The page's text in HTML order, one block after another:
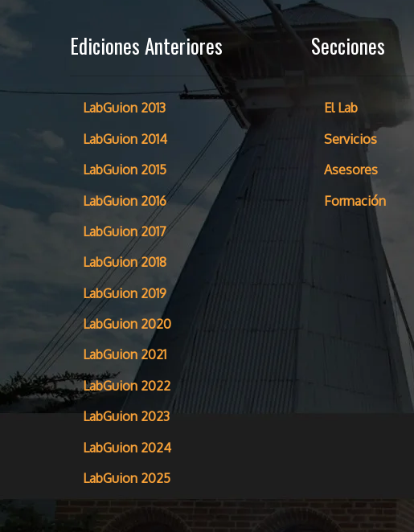
Ediciones Anteriores
LabGuion 2013
LabGuion 2014
LabGuion 2015
LabGuion 2016
LabGuion 2017
LabGuion 2018
LabGuion 2019
LabGuion 2020
LabGuion 2021
LabGuion 2022
LabGuion 2023
LabGuion 2024
LabGuion 2025
Secciones
El Lab
Servicios
Asesores
Formación